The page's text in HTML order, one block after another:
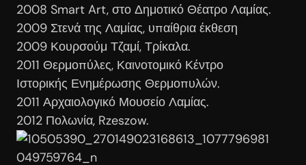
2008 Smart Art, στο Δημοτικό Θέατρο Λαμίας.
2009 Στενά της Λαμίας, υπαίθρια έκθεση
2009 Κουρσούμ Τζαμί, Τρίκαλα.
2011 Θερμοπύλες, Καινοτομικό Κέντρο
Ιστορικής Ενημέρωσης Θερμοπυλών.
2011 Αρχαιολογικό Μουσείο Λαμίας.
2012 Πολωνία, Rzeszow.